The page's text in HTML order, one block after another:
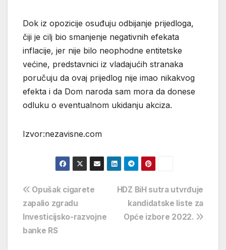
Dok iz opozicije osuđuju odbijanje prijedloga,
čiji je cilj bio smanjenje negativnih efekata
inflacije, jer nije bilo neophodne entitetske
većine, predstavnici iz vladajućih stranaka
poručuju da ovaj prijedlog nije imao nikakvog
efekta i da Dom naroda sam mora da donese
odluku o eventualnom ukidanju akciza.
Izvor:nezavisne.com
Navigacija
objava
HDZ BiH sutra utvrđuje
kandidatske liste za
Opće izbore 2022.
Opušak cigarete
zapalio zgradu
Investicijsko-razvojne
banke RS